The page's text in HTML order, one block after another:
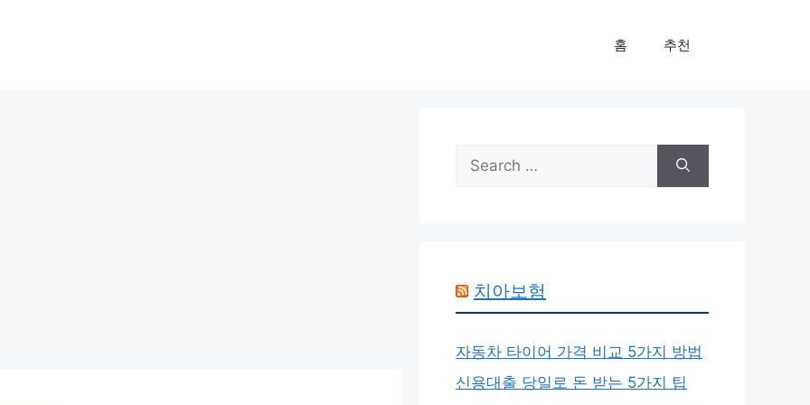
홈 추천
Search
for:
치아보험
자동차 타이어 가격 비교 5가지 방법
신용대출 당일로 돈 받는 5가지 팁